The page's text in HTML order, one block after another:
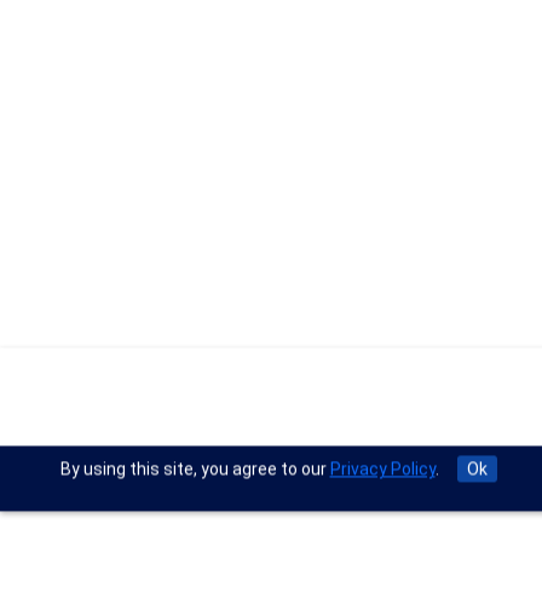
By using this site, you agree to our Privacy Policy. Ok